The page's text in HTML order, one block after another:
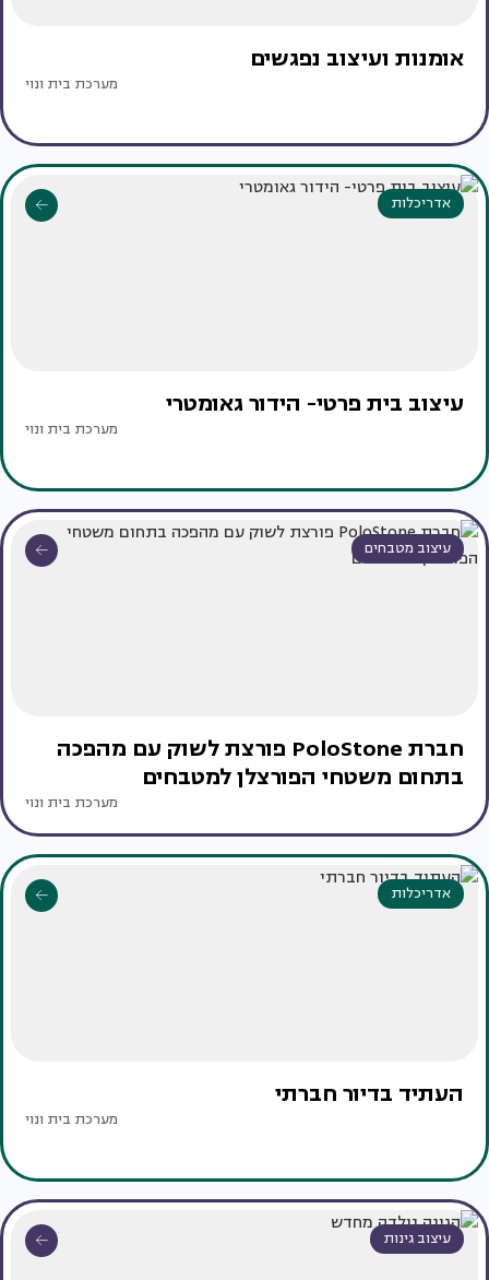
אומנות ועיצוב נפגשים
מערכת בית ונוי
אדריכלות
עיצוב בית פרטי- הידור גאומטרי
מערכת בית ונוי
עיצוב מטבחים
חברת PoloStone פורצת לשוק עם מהפכה
בתחום משטחי הפורצלן למטבחים
מערכת בית ונוי
אדריכלות
העתיד בדיור חברתי
מערכת בית ונוי
עיצוב גינות